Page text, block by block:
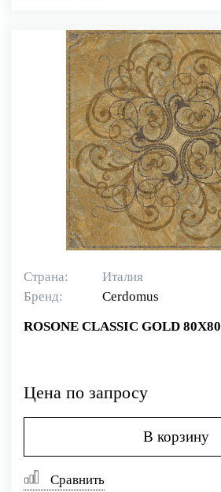
Страна:
Италия
Бренд:
Cerdomus
ROSONE CLASSIC GOLD 80X80
Цена по запросу
В корзину
Сравнить